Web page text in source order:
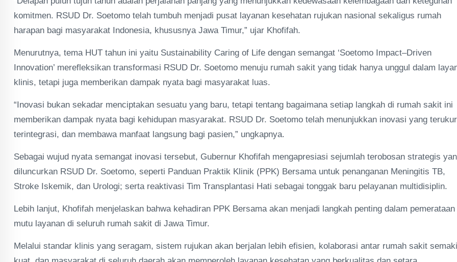
komitmen. RSUD Dr. Soetomo telah tumbuh menjadi pusat layanan kesehatan rujukan nasional sekaligus rumah
harapan bagi masyarakat Indonesia, khususnya Jawa Timur,” ujar Khofifah.
Menurutnya, tema HUT tahun ini yaitu Sustainability Caring of Life dengan semangat ‘Soetomo Impact–Driven
Innovation’ merefleksikan transformasi RSUD Dr. Soetomo menuju rumah sakit yang tidak hanya unggul dalam
klinis, tetapi juga memberikan dampak nyata bagi masyarakat luas.
“Inovasi bukan sekadar menciptakan sesuatu yang baru, tetapi tentang bagaimana setiap langkah di rumah sakit ini
memberikan dampak nyata bagi kehidupan masyarakat. RSUD Dr. Soetomo telah menunjukkan inovasi yang
terintegrasi, dan membawa manfaat langsung bagi pasien,” ungkapnya.
Sebagai wujud nyata semangat inovasi tersebut, Gubernur Khofifah mengapresiasi sejumlah terobosan strategis
diluncurkan RSUD Dr. Soetomo, seperti Panduan Praktik Klinik (PPK) Bersama untuk penanganan Meningitis TB,
Stroke Iskemik, dan Urologi; serta reaktivasi Tim Transplantasi Hati sebagai tonggak baru pelayanan multidisiplin.
Lebih lanjut, Khofifah menjelaskan bahwa kehadiran PPK Bersama akan menjadi langkah penting dalam pemerataan
mutu layanan di seluruh rumah sakit di Jawa Timur.
Melalui standar klinis yang seragam, sistem rujukan akan berjalan lebih efisien, kolaborasi antar rumah sakit